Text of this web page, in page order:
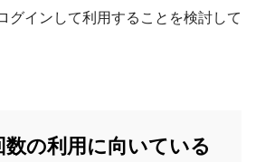
グインして利用することを検討して
数の利用に向いている